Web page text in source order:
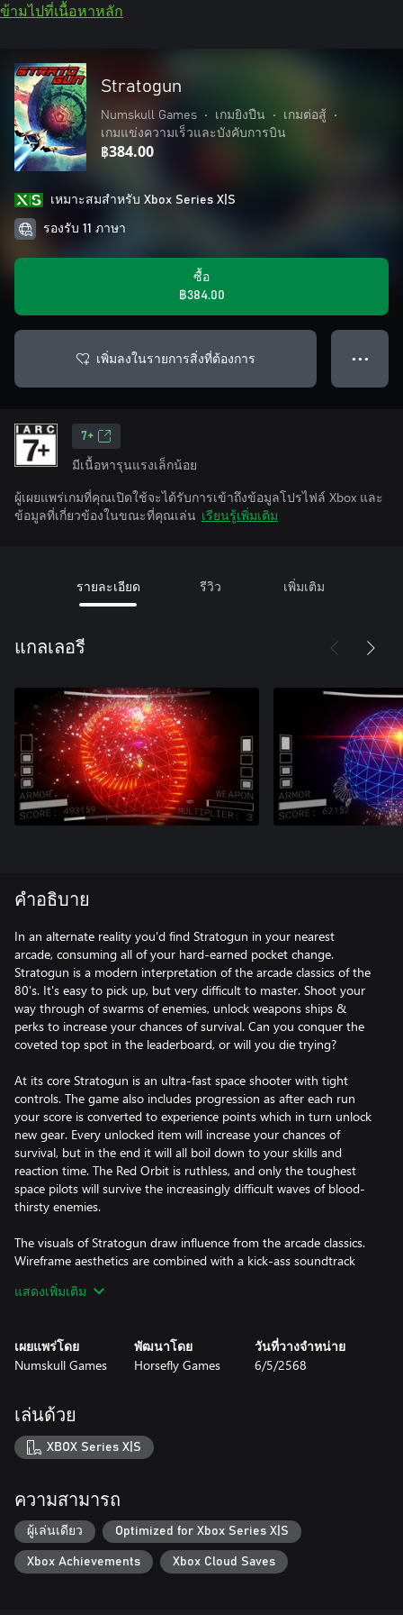
ข้ามไปที่เนื้อหาหลัก
Stratogun
Numskull Games • เกมยิงปืน • เกมต่อสู้
•
เกมแข่งความเร็วและบังคับการบิน
฿384.00
เหมาะสมสําหรับ Xbox Series X|S
รองรับ 11 ภาษา
ซื้อ
฿384.00
เพิ่มลงในรายการสิ่งที่ต้องการ ● ● ●
7+
มีเนื้อหารุนแรงเล็กน้อย
ผู้เผยแพร่เกมที่คุณเปิดใช้จะได้รับการเข้าถึงข้อมูลโปรไฟล์ Xbox และ
ข้อมูลที่เกี่ยวข้องในขณะที่คุณเล่น เรียนรู้เพิ่มเติม
รายละเอียด รีวิว เพิ่มเติม
แกลเลอรี
คำอธิบาย
In an alternate reality you'd find Stratogun in your nearest
arcade, consuming all of your hard-earned pocket change.
Stratogun is a modern interpretation of the arcade classics of the
80's. It's easy to pick up, but very difficult to master. Shoot your
way through of swarms of enemies, unlock weapons ships &
perks to increase your chances of survival. Can you conquer the
coveted top spot in the leaderboard, or will you die trying?
At its core Stratogun is an ultra-fast space shooter with tight
controls. The game also includes progression as after each run
your score is converted to experience points which in turn unlock
new gear. Every unlocked item will increase your chances of
survival, but in the end it will all boil down to your skills and
reaction time. The Red Orbit is ruthless, and only the toughest
space pilots will survive the increasingly difficult waves of blood-
thirsty enemies.
The visuals of Stratogun draw influence from the arcade classics.
Wireframe aesthetics are combined with a kick-ass soundtrack
arcade, if those establishments would still be a thing.
• Uncompromised arcade gameplay & difficulty
• Modern, yet arcade-faithful audiovisuals
• Leaderboards
แสดงเพิ่มเติม
เผยแพร่โดย
Numskull Games
พัฒนาโดย
Horsefly Games
วันที่วางจำหน่าย
6/5/2568
เล่นด้วย
XBOX Series X|S
ความสามารถ
ผู้เล่นเดียว Optimized for Xbox Series X|S
Xbox Achievements Xbox Cloud Saves